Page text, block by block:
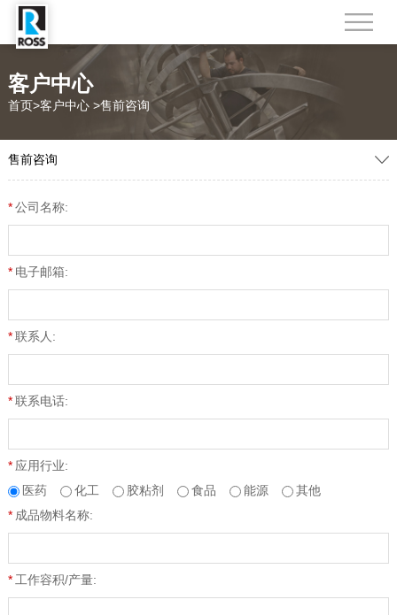
客户中心
首页>客户中心 >售前咨询
售前咨询
*公司名称:
* 电子邮箱:
*联系人:
*联系电话:
* 应用行业:
医药
化工 胶粘剂 食品 能源
其他
* 成品物料名称:
*工作容积/产量: